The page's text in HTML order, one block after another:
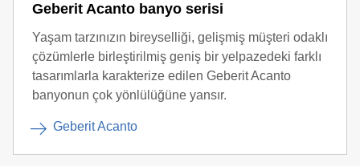
Geberit Acanto banyo serisi
Yaşam tarzınızın bireyselliği, gelişmiş müşteri odaklı
çözümlerle birleştirilmiş geniş bir yelpazedeki farklı
tasarımlarla karakterize edilen Geberit Acanto
banyonun çok yönlülüğüne yansır.
Geberit Acanto